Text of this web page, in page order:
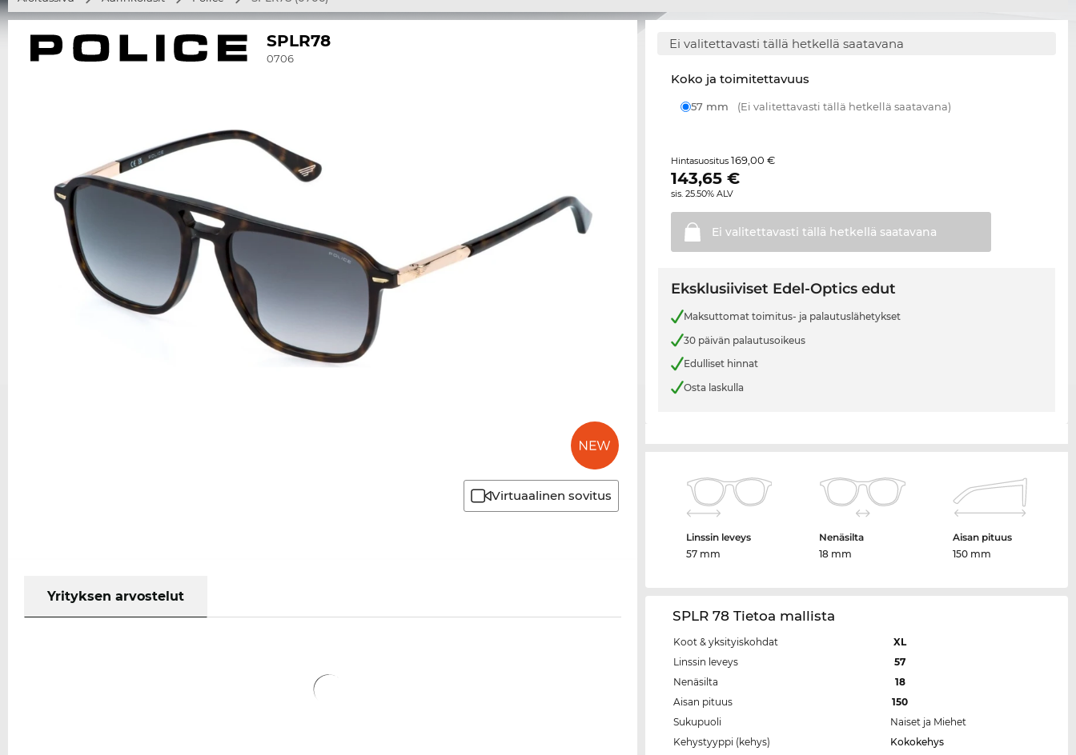
SPLR78
0706
Virtuaalinen sovitus
Yrityksen arvostelut
Ei valitettavasti tällä hetkellä saatavana
Koko ja toimitettavuus
57 mm (Ei valitettavasti tällä hetkellä saatavana)
Hintasuositus169,00 €
143,65 €
sis. 25.50% ALV
Ei valitettavasti tällä hetkellä saatavana
Eksklusiiviset Edel-Optics edut
Maksuttomat toimitus- ja palautuslähetykset
30 päivän palautusoikeus
Edulliset hinnat
Osta laskulla
Linssin leveys
57 mm
Nenäsilta
18 mm
Aisan pituus
150 mm
SPLR 78 Tietoa mallista
Koot & yksityiskohdat
XL
Linssin leveys
57
Nenäsilta
18
Aisan pituus
150
Sukupuoli
Naiset ja Miehet
Kehystyyppi (kehys)
Kokokehys